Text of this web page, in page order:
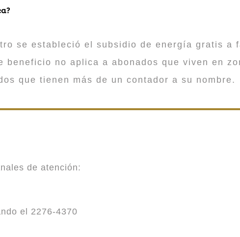
se estableció el subsidio de energía gratis a
beneficio no aplica a abonados que viven en
que tienen más de un contador a su nombre.
de atención:
el 2276-4370